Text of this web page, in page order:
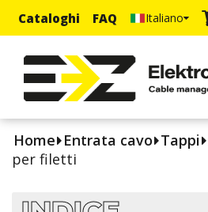
Cataloghi FAQ Italiano
Home Entrata cavo Tappi
per filetti